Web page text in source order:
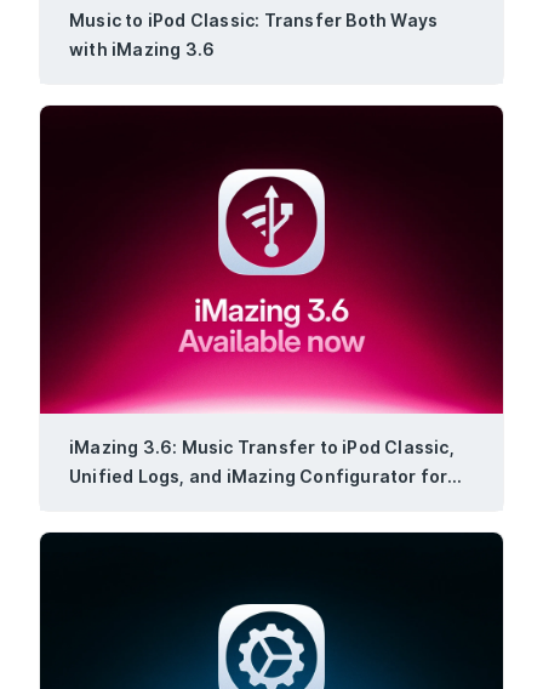
Music to iPod Classic: Transfer Both Ways
with iMazing 3.6
iMazing 3.6: Music Transfer to iPod Classic,
Unified Logs, and iMazing Configurator for